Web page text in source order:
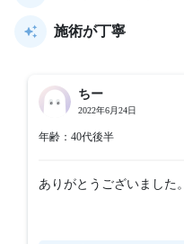
施術が丁寧
ちー
2022年6月24日
年齢：40代後半
ありがとうございました。